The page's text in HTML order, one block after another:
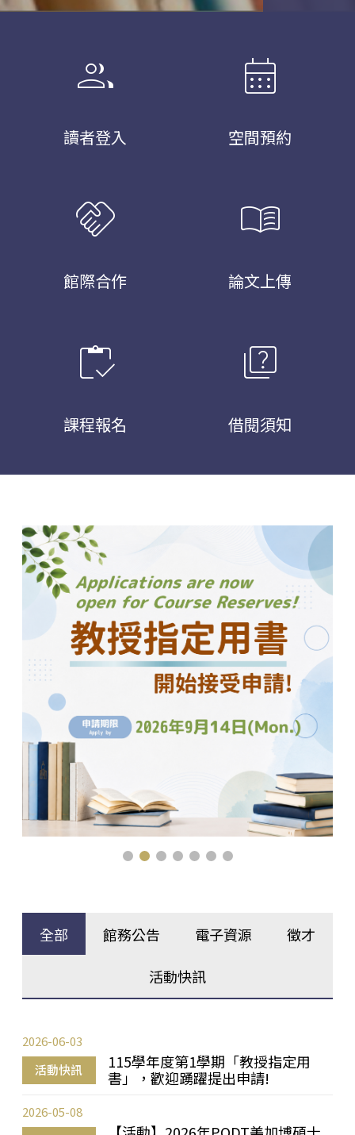
group
讀者登入
calendar_month
空間預約
handshake
館際合作
menu_book
論文上傳
inventory
課程報名
quiz
借閱須知
全部 館務公告 電子資源 徵才
活動快訊
活動快訊
115學年度第1學期「教授指定用
書」，歡迎踴躍提出申請!
2026-06-03
2026-05-08